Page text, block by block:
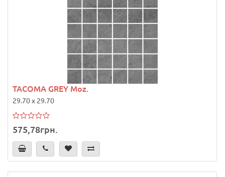
TACOMA GREY Moz.
29.70 x 29.70
575,78грн.